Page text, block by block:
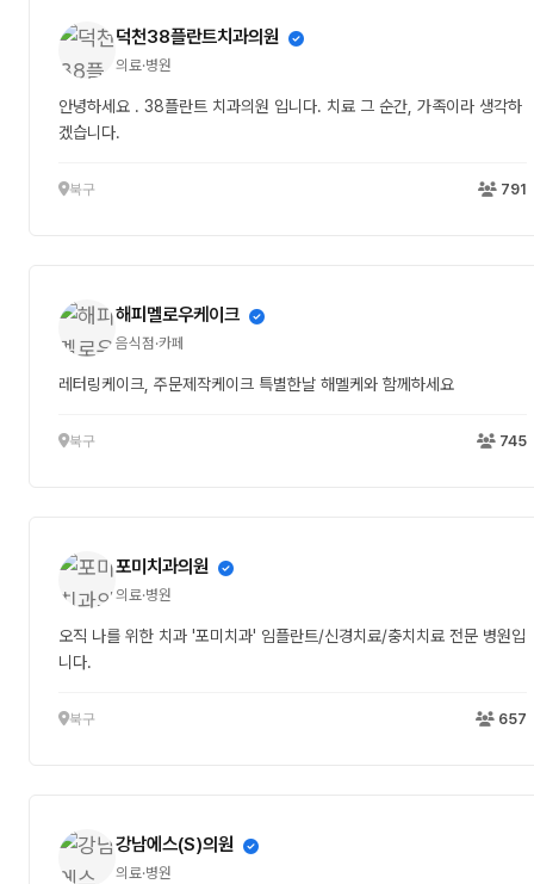
덕천38플란트치과의원
의료·병원
안녕하세요 . 38플란트 치과의원 입니다. 치료 그 순간, 가족이라 생각하
겠습니다.
북구 791
해피멜로우케이크
음식점·카페
레터링케이크, 주문제작케이크 특별한날 해멜케와 함께하세요
북구 745
포미치과의원
의료·병원
오직 나를 위한 치과 '포미치과' 임플란트/신경치료/충치치료 전문 병원입
니다.
북구 657
강남에스(S)의원
의료·병원